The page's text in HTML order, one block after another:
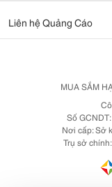
Liên hệ Quảng Cáo
MUA SẮM
Số
Nơi cấp: Sở
Trụ sở